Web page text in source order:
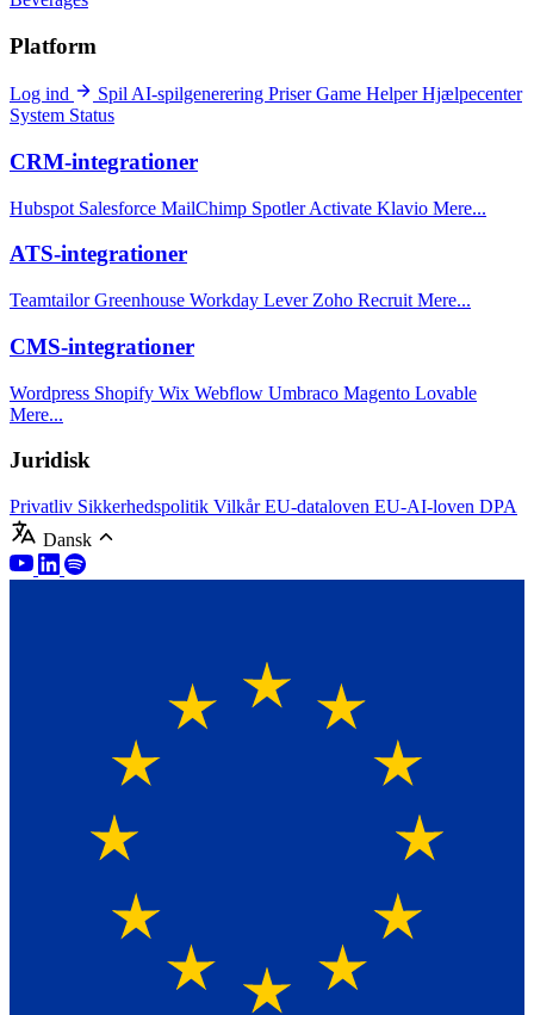
Platform
Log ind Spil AI-spilgenerering PriserGame HelperHjælpecenter
System Status
CRM-integrationer
Hubspot Salesforce MailChimp Spotler Activate Klavio Mere...
ATS-integrationer
TeamtailorGreenhouse Workday Lever Zoho Recruit Mere...
CMS-integrationer
Wordpress Shopify Wix Webflow Umbraco Magento Lovable
Mere...
Juridisk
Privatliv Sikkerhedspolitik VilkårEU-dataloven EU-AI-loven DPA
Dansk